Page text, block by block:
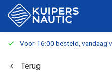
Voor 16:00 besteld, vandaag
Terug